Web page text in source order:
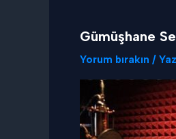
Gümüşhane
Yorum bırakın /